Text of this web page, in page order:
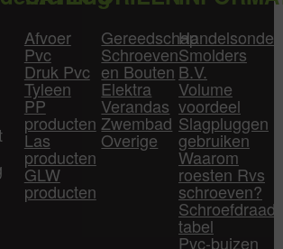
Afvoer
Pvc
Druk Pvc
Tyleen
PP
producten
Las
producten
GLW
producten
Gereedschap
Schroeven
en Bouten
Elektra
Verandas
Zwembad
Overige
Smolders
B.V.
Volume
voordeel
Slagpluggen
gebruiken
Waarom
roesten Rvs
schroeven?
Schroefdraad
tabel
Pvc-buizen